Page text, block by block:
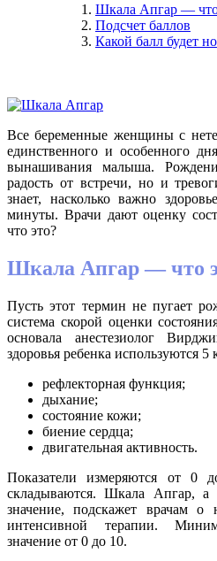
Шкала Апгар — что
Подсчет баллов
Какой балл будет
Все беременные женщины с
единственного и особенного
вынашивания малыша.
радость от встречи, но и
знает, насколько важно
минуты. Врачи дают оценку
что это?
Шкала Апгар — что
Пусть этот термин не пугает
система скорой оценки
основала анестезиолог
здоровья ребенка используются
рефлекторная функция;
дыхание;
состояние кожи;
биение сердца;
двигательная активность.
Показатели измеряются от 0
складываются. Шкала Апгар, а
значение, подскажет врачам о
интенсивной терапии.
значение от 0 до 10.